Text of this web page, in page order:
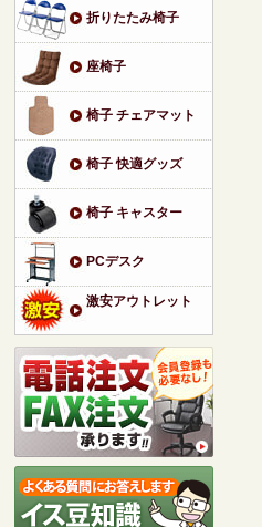
折りたたみ椅子
座椅子
椅子 チェアマット
椅子 快適グッズ
椅子 キャスター
PCデスク
激安アウトレット